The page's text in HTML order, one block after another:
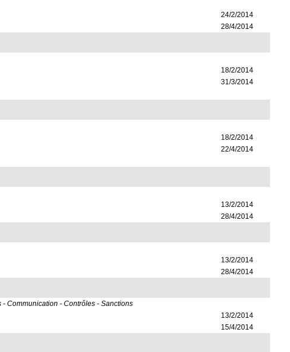
24/2/2014
28/4/2014
18/2/2014
31/3/2014
18/2/2014
22/4/2014
13/2/2014
28/4/2014
13/2/2014
28/4/2014
Communication - Contrôles - Sanctions
13/2/2014
15/4/2014